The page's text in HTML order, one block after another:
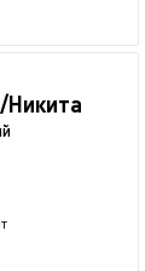
Никита